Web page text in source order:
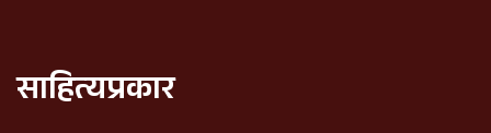
साहित्यप्रकार